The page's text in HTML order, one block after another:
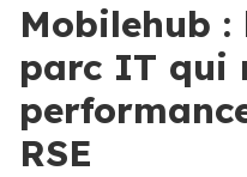
Mobilehub
parc IT qui
RSE